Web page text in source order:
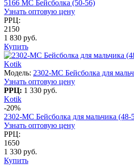
5166 МС Бейсболка (50-56)
Узнать оптовую цену
РРЦ:
2150
1 830 руб.
Купить
Kotik
Модель: 2302-МC Бейсболка для
Узнать оптовую цену
РРЦ: 1 330 руб.
Kotik
-20%
2302-МC Бейсболка для мальчика (48-
Узнать оптовую цену
РРЦ:
1650
1 330 руб.
Купить